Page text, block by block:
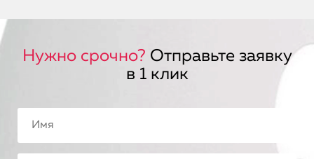
Нужно срочно? Отправьте заявку
в 1 клик